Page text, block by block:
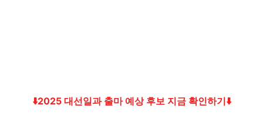
⬇️2025 대선일과 출마 예상 후보 지금 확인하기⬇️